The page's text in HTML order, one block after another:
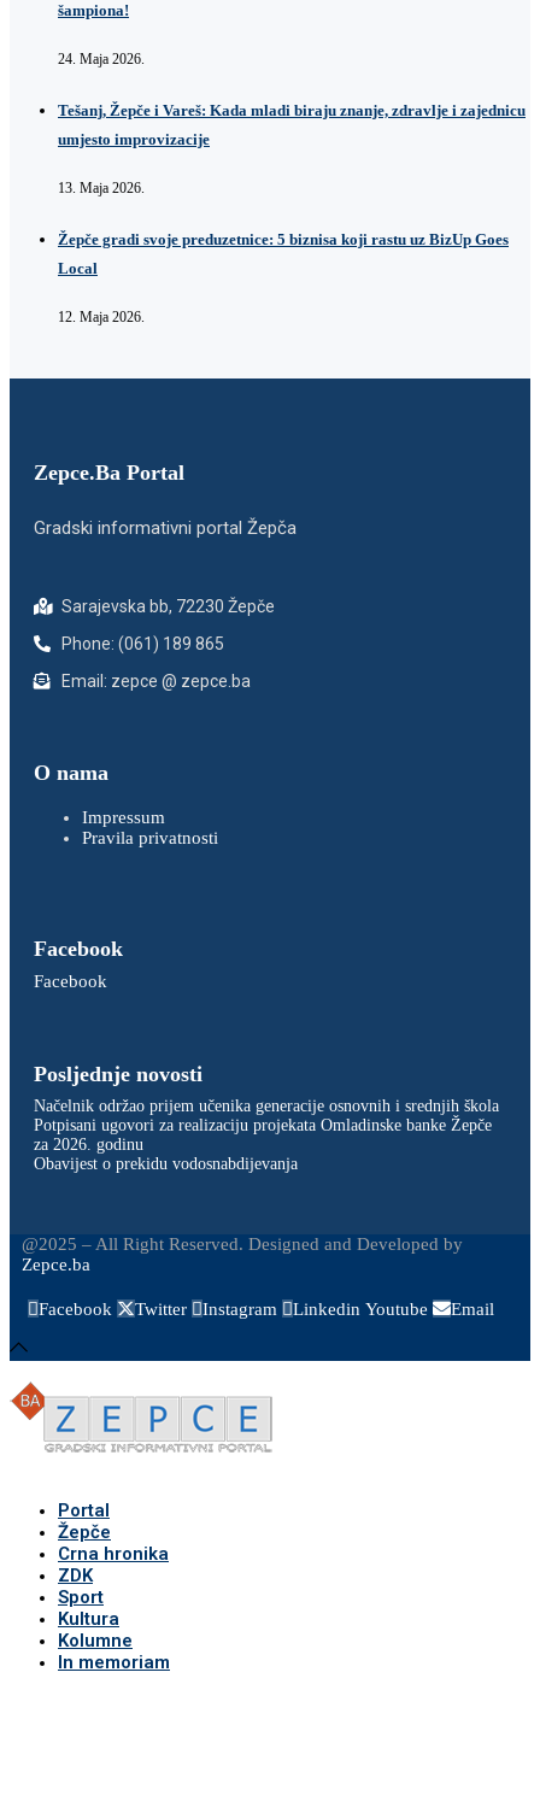
šampiona!
24. Maja 2026.
Tešanj, Žepče i Vareš: Kada mladi biraju znanje, zdravlje i zajednicu
umjesto improvizacije
13. Maja 2026.
Žepče gradi svoje preduzetnice: 5 biznisa koji rastu uz BizUp Goes
Local
12. Maja 2026.
Zepce.Ba Portal
Gradski informativni portal Žepča
Sarajevska bb, 72230 Žepče
Phone: (061) 189 865
Email: zepce @ zepce.ba
O nama
Impressum
Pravila privatnosti
Facebook
Facebook
Posljednje novosti
Načelnik održao prijem učenika generacije osnovnih i srednjih škola
Potpisani ugovori za realizaciju projekata Omladinske banke Žepče
za 2026. godinu
Obavijest o prekidu vodosnabdijevanja
@2025 – All Right Reserved. Designed and Developed by
Zepce.ba
Facebook Twitter Instagram Linkedin Youtube Email
Portal
Žepče
Crna hronika
ZDK
Sport
Kultura
Kolumne
In memoriam